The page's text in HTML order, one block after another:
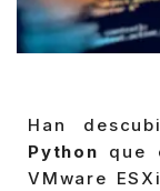
Han
Python que
VMware